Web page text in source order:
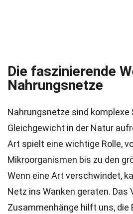
Die faszinierende
Nahrungsnetze
Nahrungsnetze sind komplexe
Gleichgewicht in der Natur
Art spielt eine wichtige Rolle,
Mikroorganismen bis zu den
Wenn eine Art verschwindet,
Netz ins Wanken geraten. Das
Zusammenhänge hilft uns, die